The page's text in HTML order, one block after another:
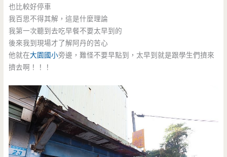
也比較好停車
我百思不得其解，這是什麼理論
我第一次聽到去吃早餐不要太早到的
後來我到現場才了解阿丹的苦心
他就在大園國小旁邊，難怪不要早點到，太早到就是跟學生們擠來
擠去啊！！！